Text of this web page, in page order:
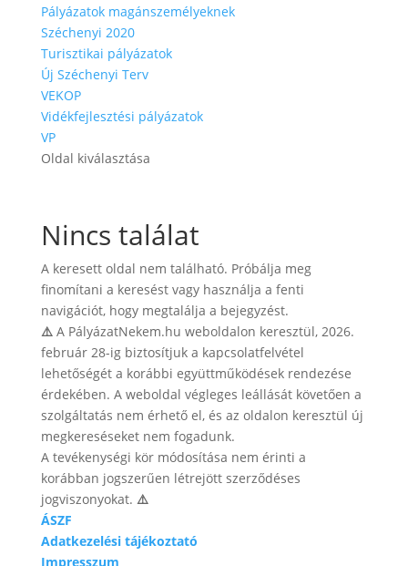
Pályázatok magánszemélyeknek
Széchenyi 2020
Turisztikai pályázatok
Új Széchenyi Terv
VEKOP
Vidékfejlesztési pályázatok
VP
Oldal kiválasztása
Nincs találat
A keresett oldal nem található. Próbálja meg
finomítani a keresést vagy használja a fenti
navigációt, hogy megtalálja a bejegyzést.
⚠️A PályázatNekem.hu weboldalon keresztül, 2026.
február 28-ig biztosítjuk a kapcsolatfelvétel
lehetőségét a korábbi együttműködések rendezése
érdekében. A weboldal végleges leállását követően a
szolgáltatás nem érhető el, és az oldalon keresztül új
megkereséseket nem fogadunk.
A tevékenységi kör módosítása nem érinti a
korábban jogszerűen létrejött szerződéses
jogviszonyokat. ⚠️
ÁSZF
Adatkezelési tájékoztató
Impresszum